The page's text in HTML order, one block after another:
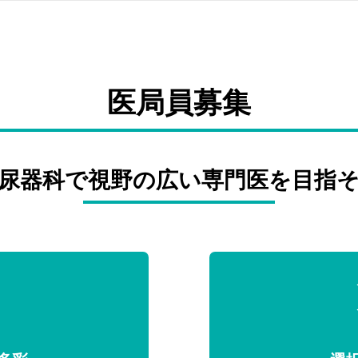
医局員募集
器科で視野の広い専門医を目指